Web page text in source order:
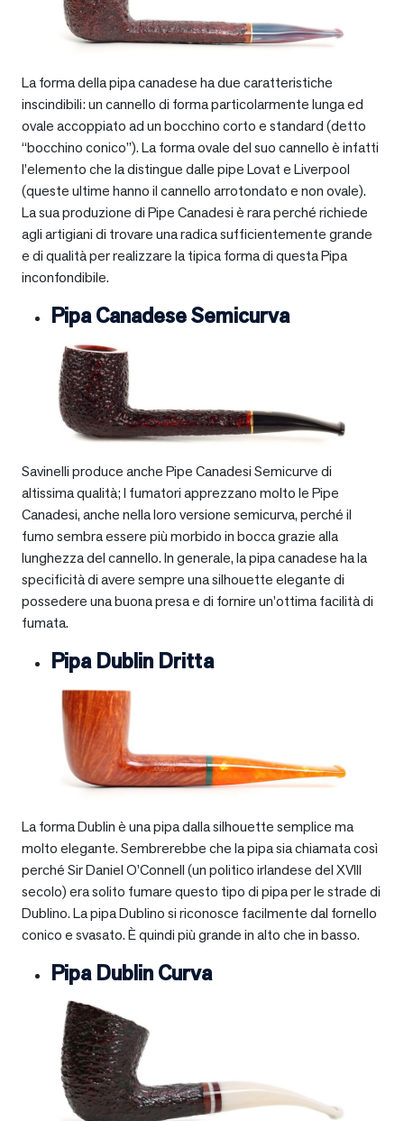
La forma della pipa canadese ha due caratteristiche
inscindibili: un cannello di forma particolarmente lunga ed
ovale accoppiato ad un bocchino corto e standard (detto
“bocchino conico”). La forma ovale del suo cannello è infatti
l’elemento che la distingue dalle pipe Lovat e Liverpool
(queste ultime hanno il cannello arrotondato e non ovale).
La sua produzione di Pipe Canadesi è rara perché richiede
agli artigiani di trovare una radica sufficientemente grande
e di qualità per realizzare la tipica forma di questa Pipa
inconfondibile.
Pipa Canadese Semicurva
Savinelli produce anche Pipe Canadesi Semicurve di
altissima qualità; I fumatori apprezzano molto le Pipe
Canadesi, anche nella loro versione semicurva, perché il
fumo sembra essere più morbido in bocca grazie alla
lunghezza del cannello. In generale, la pipa canadese ha la
specificità di avere sempre una silhouette elegante di
possedere una buona presa e di fornire un’ottima facilità di
fumata.
Pipa Dublin Dritta
La forma Dublin è una pipa dalla silhouette semplice ma
molto elegante. Sembrerebbe che la pipa sia chiamata così
perché Sir Daniel O’Connell (un politico irlandese del XVIII
secolo) era solito fumare questo tipo di pipa per le strade di
Dublino. La pipa Dublino si riconosce facilmente dal fornello
conico e svasato. È quindi più grande in alto che in basso.
Pipa Dublin Curva